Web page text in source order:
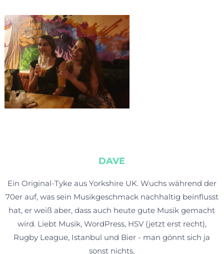
DAVE
Ein Original-Tyke aus Yorkshire UK. Wuchs während der
70er auf, was sein Musikgeschmack nachhaltig beinflusst
hat, er weiß aber, dass auch heute gute Musik gemacht
wird. Liebt Musik, WordPress, HSV (jetzt erst recht),
Rugby League, Istanbul und Bier - man gönnt sich ja
sonst nichts.